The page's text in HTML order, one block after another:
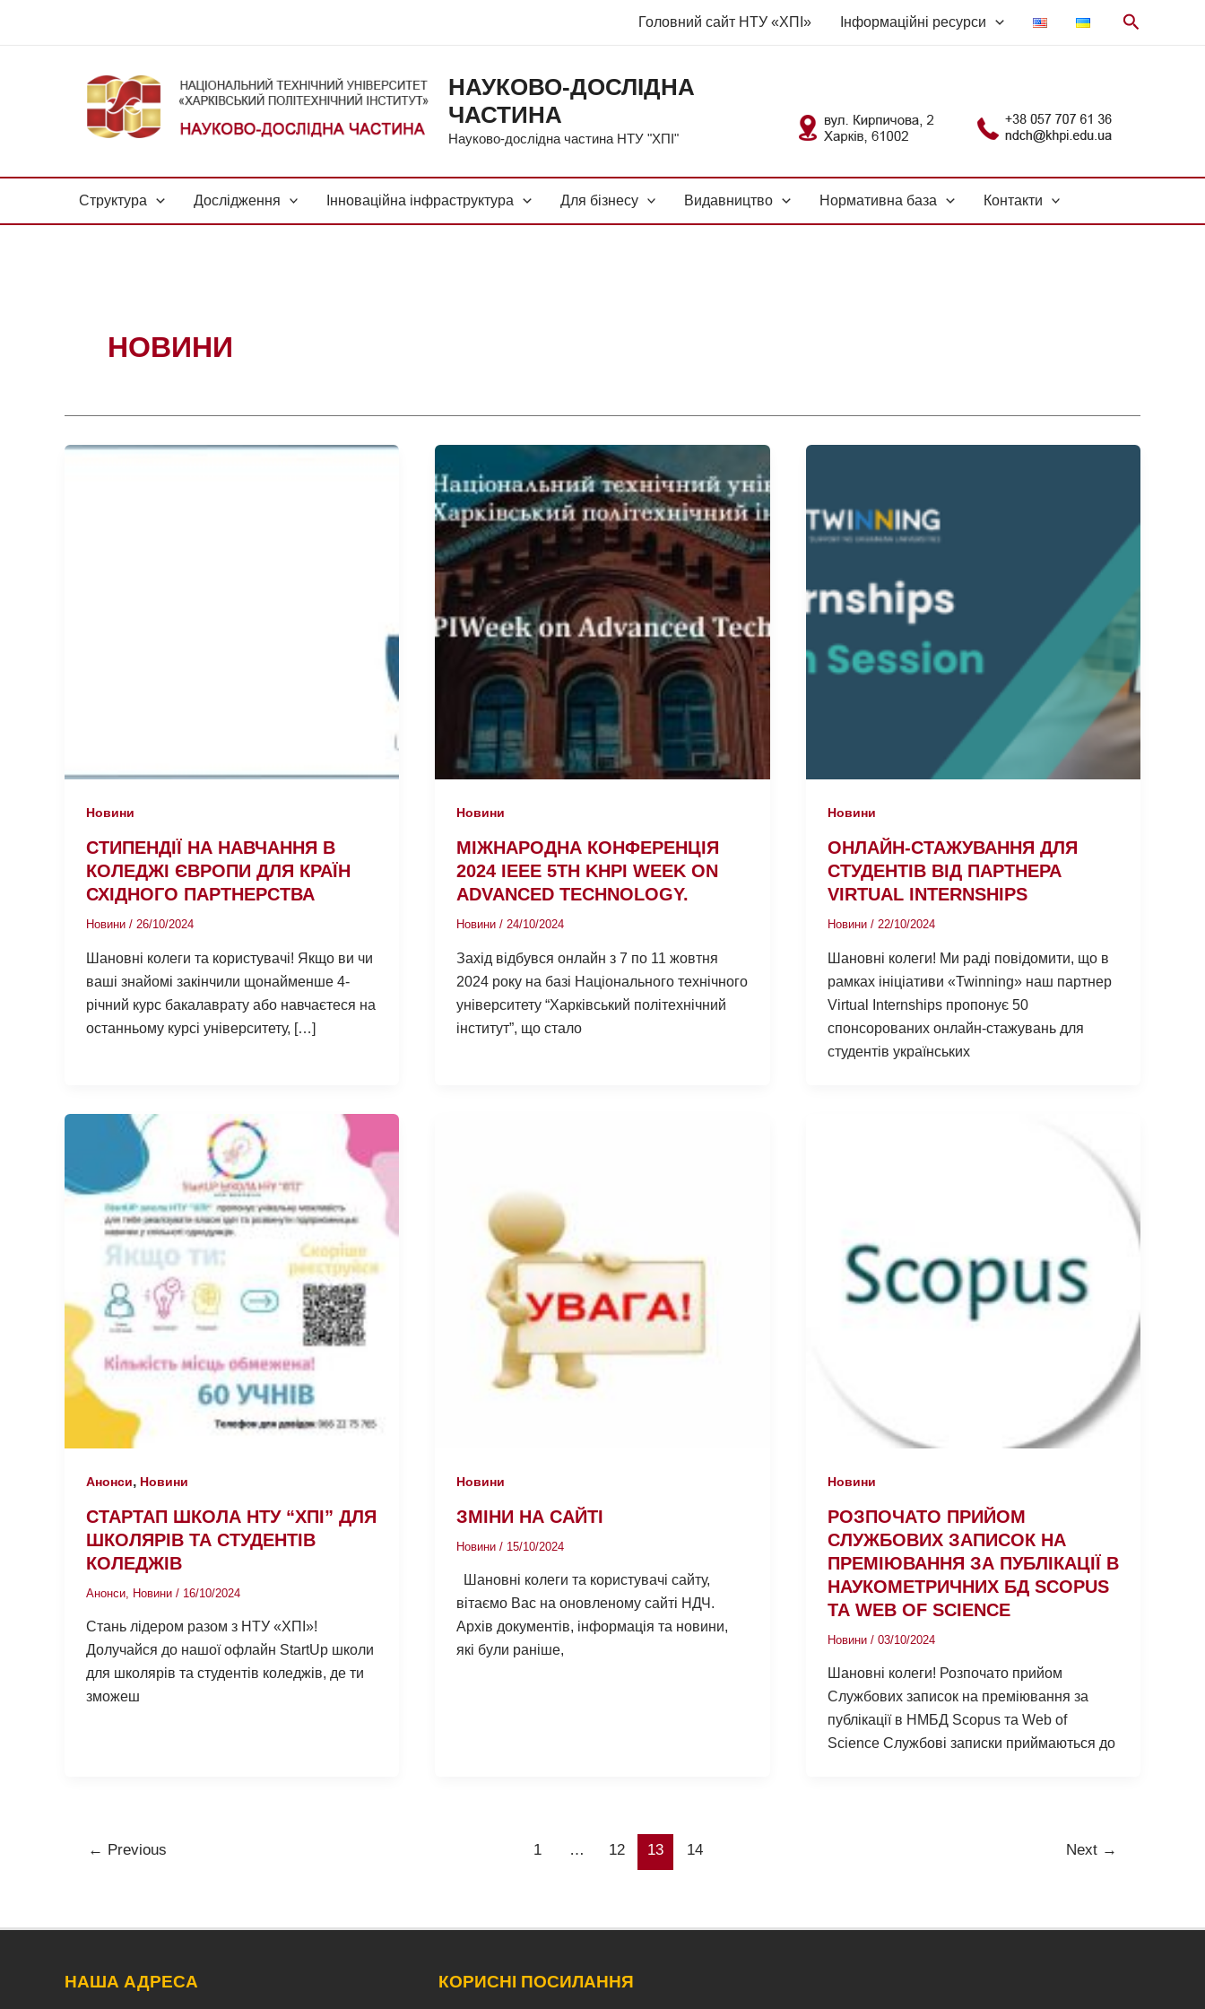
Головний сайт НТУ «ХПІ» Інформаційні ресурси Search
НАУКОВО-ДОСЛІДНА
ЧАСТИНА
Науково-дослідна частина НТУ "ХПІ"
Структура Дослідження Інноваційна інфраструктура Для бізнесу Видавництво Нормативна база Контакти
НОВИНИ
Новини
СТИПЕНДІЇ НА НАВЧАННЯ В
КОЛЕДЖІ ЄВРОПИ ДЛЯ КРАЇН
СХІДНОГО ПАРТНЕРСТВА
Новини / 26/10/2024
Шановні колеги та користувачі! Якщо ви чи
ваші знайомі закінчили щонайменше 4-
річний курс бакалаврату або навчаєтеся на
останньому курсі університету, […]
Новини
МІЖНАРОДНА КОНФЕРЕНЦІЯ
2024 IEEE 5TH KHPI WEEK ON
ADVANCED TECHNOLOGY.
Новини /24/10/2024
Захід відбувся онлайн з 7 по 11 жовтня
2024 року на базі Національного технічного
університету “Харківський політехнічний
інститут”, що стало
Новини
ОНЛАЙН-СТАЖУВАННЯ ДЛЯ
СТУДЕНТІВ ВІД ПАРТНЕРА
VIRTUAL INTERNSHIPS
Новини/ 22/10/2024
Шановні колеги! Ми раді повідомити, що в
рамках ініціативи «Twinning» наш партнер
Virtual Internships пропонує 50
спонсорованих онлайн-стажувань для
студентів українських
Анонси, Новини
СТАРТАП ШКОЛА НТУ “ХПІ” ДЛЯ
ШКОЛЯРІВ ТА СТУДЕНТІВ
КОЛЕДЖІВ
Анонси Новини / 16/10/2024
Стань лідером разом з НТУ «ХПІ»!
Долучайся до нашої офлайн StartUp школи
для школярів та студентів коледжів, де ти
зможеш
Новини
ЗМІНИ НА САЙТІ
Новини / 15/10/2024
Шановні колеги та користувачі сайту,
вітаємо Вас на оновленому сайті НДЧ.
Архів документів, інформація та новини,
які були раніше,
Новини
РОЗПОЧАТО ПРИЙОМ
СЛУЖБОВИХ ЗАПИСОК НА
ПРЕМІЮВАННЯ ЗА ПУБЛІКАЦІЇ В
НАУКОМЕТРИЧНИХ БД SCOPUS
ТА WEB OF SCIENCE
Новини/ 03/10/2024
Шановні колеги! Розпочато прийом
Службових записок на преміювання за
публікації в НМБД Scopus та Web of
Science Службові записки приймаються до
← Previous 1 … 12 13 14 Next →
НАША АДРЕСА КОРИСНІ ПОСИЛАННЯ